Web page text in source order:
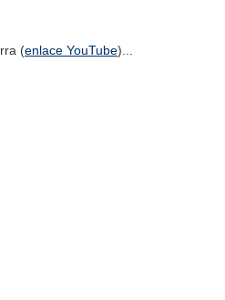
(enlace YouTube)...